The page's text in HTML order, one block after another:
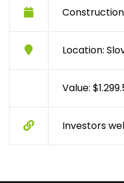
Location:
Value:
Investors